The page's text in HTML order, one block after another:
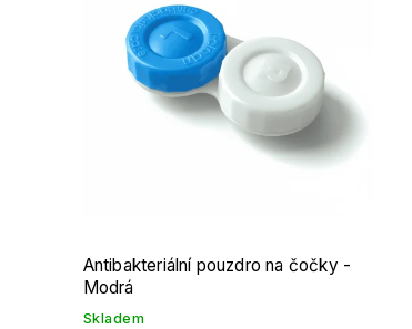
Antibakteriální pouzdro na čočky -
Modrá
Skladem